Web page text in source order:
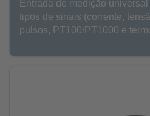
Entrada de medição
tipos de sinais (corrente,
pulsos, PT100/PT1000 e